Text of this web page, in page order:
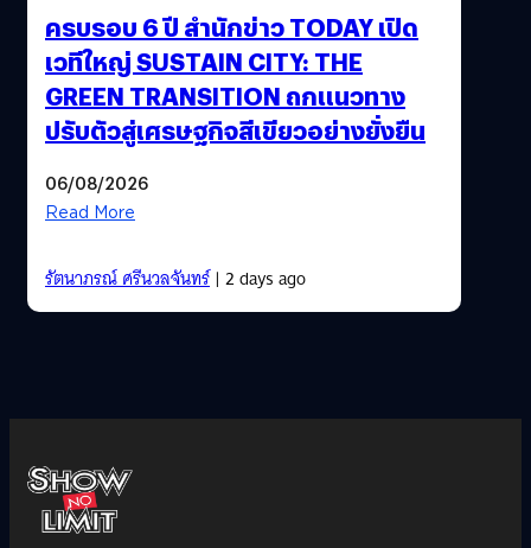
ครบรอบ 6 ปี สำนักข่าว TODAY เปิด
เวทีใหญ่ SUSTAIN CITY: THE
GREEN TRANSITION ถกแนวทาง
ปรับตัวสู่เศรษฐกิจสีเขียวอย่างยั่งยืน
06/08/2026
Read More
รัตนาภรณ์ ศรีนวลจันทร์| 2 days ago